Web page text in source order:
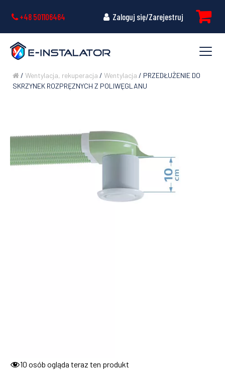
+48 501106464 Zaloguj się/Zarejestruj
/ Wentylacja, rekuperacja / Wentylacja / PRZEDŁUŻENIE DO
SKRZYNEK ROZPRĘZNYCH Z POLIWĘGLANU
10 osób ogląda teraz ten produkt